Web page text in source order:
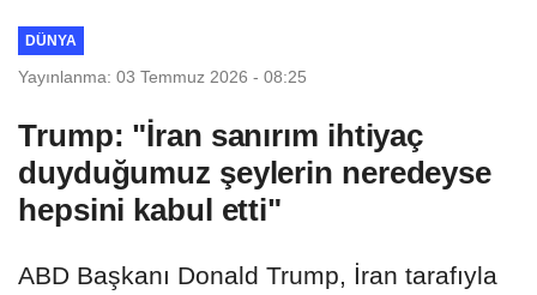
DÜNYA
Yayınlanma: 03 Temmuz 2026 - 08:25
Trump: "İran sanırım ihtiyaç
duyduğumuz şeylerin neredeyse
hepsini kabul etti"
ABD Başkanı Donald Trump, İran tarafıyla